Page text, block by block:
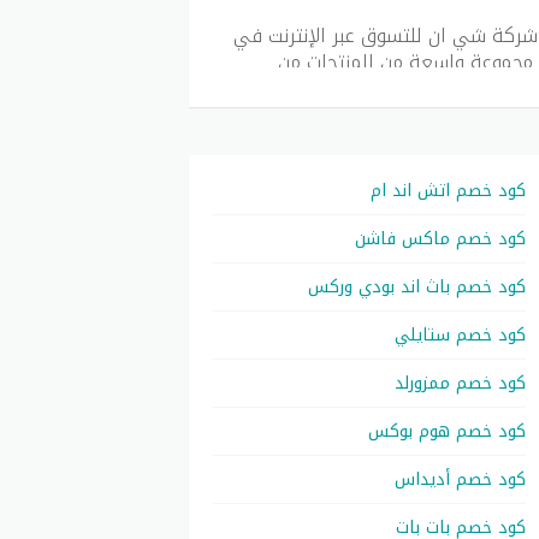
تقدمها شركة شي ان للتسوق عبر الإنترنت في
مجموعة واسعة من المنتجات من
الفورية من الخصم المقدم.
وعدد كبير من المنتجات المثيرة
الماضية ، ويقدم كود خصم شي ان
كود خصم اتش اند ام
كود خصم ماكس فاشن
كود خصم باث اند بودي وركس
كود خصم ستايلي
كود خصم ممزورلد
كود خصم هوم بوكس
كود خصم أديداس
كود خصم بات بات